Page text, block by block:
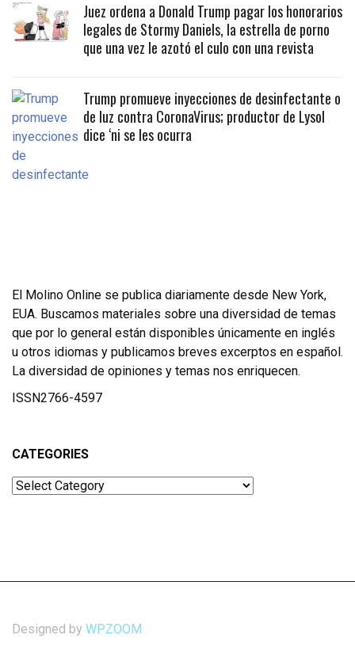
Juez ordena a Donald Trump pagar los honorarios
legales de Stormy Daniels, la estrella de porno
que una vez le azotó el culo con una revista
Trump promueve inyecciones de desinfectante o
de luz contra CoronaVirus; productor de Lysol
dice ‘ni se les ocurra
El Molino Online se publica diariamente desde New York,
EUA. Buscamos materiales sobre una diversidad de temas
que por lo general están disponibles únicamente en inglés
u otros idiomas y publicamos breves excerptos en español.
La diversidad de opiniones y temas nos enriquecen.
ISSN2766-4597
CATEGORIES
Categories
Designed by WPZOOM